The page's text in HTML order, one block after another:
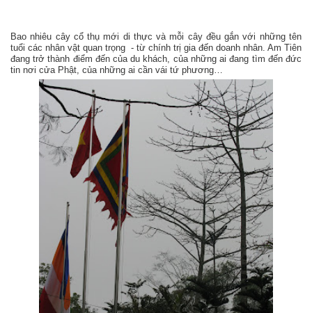
Bao nhiêu cây cổ thụ mới di thực và mỗi cây đều gắn với những tên
tuổi các nhân vật quan trọng - từ chính trị gia đến doanh nhân. Am Tiên
đang trở thành điểm đến của du khách, của những ai đang tìm đến đức
tin nơi cửa Phật, của những ai cần vái tứ phương…